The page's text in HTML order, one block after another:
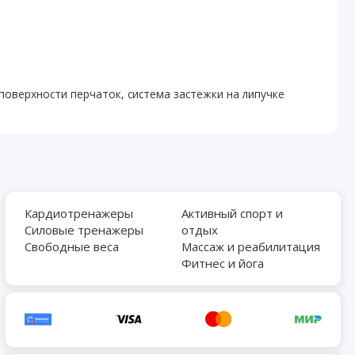
перчаток, система застежки на липучке
Кардиотренажеры
Силовые тренажеры
Свободные веса
Активный спорт и
отдых
Массаж и реабилитация
Фитнес и йога